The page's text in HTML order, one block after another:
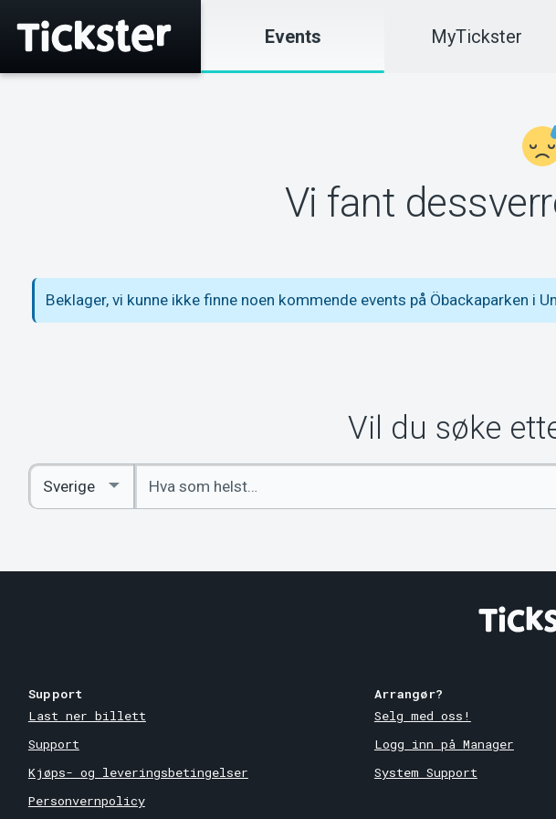
Events MyTickster
Vi fant
Beklager, vi kunne ikke finne noen kommende events på Öbackaparken i
Vil du søke
Angi
nøkkelord
Select
Country
Support
Last ner billett
Support
Kjøps- og leveringsbetingelser
Personvernpolicy
Arrangør?
Selg med oss!
Logg inn på Manager
System Support